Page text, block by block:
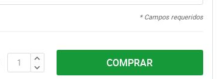
* Campos requeridos
COMPRAR